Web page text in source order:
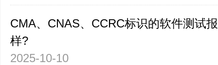
CMA、CNAS、CCRC标识的软件测试
样?
2025-10-10